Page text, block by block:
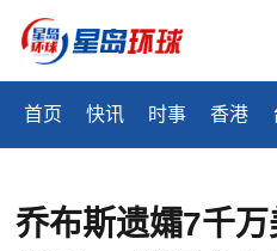
首页 快讯 时事 香港
乔布斯遗孀7千